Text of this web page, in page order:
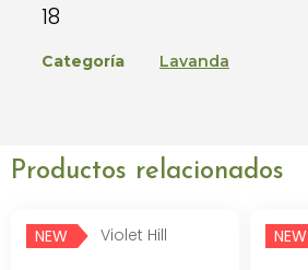
18
Categoría Lavanda
Productos relacionados
NEW NEW